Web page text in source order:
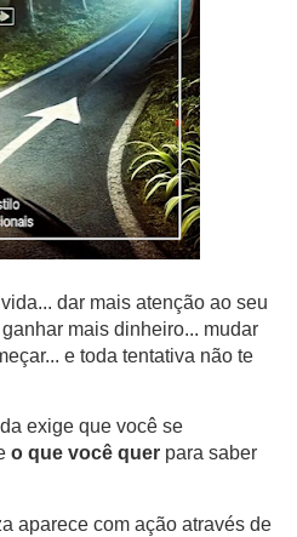
dar mais atenção ao seu
mais dinheiro... mudar
e toda tentativa não te
exige que você se
o que você quer para saber
aparece com ação através de